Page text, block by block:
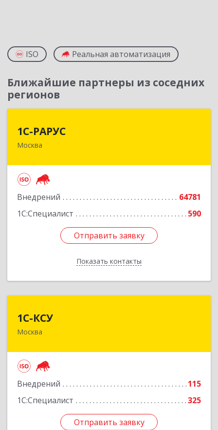
ISO Реальная автоматизация
Ближайшие партнеры из соседних
регионов
1С-РАРУС
Москва
Внедрений
64781
1С:Специалист
590
Отправить заявку
Показать контакты
127434, Москва г, Дмитровское ш, дом № 9Б
Отправить заявку
Назад
1С-КСУ
Москва
Внедрений
115
1С:Специалист
325
Отправить заявку
129090, Москва г, вн.тер.г. муниципальный
Подробнее
Отправить заявку